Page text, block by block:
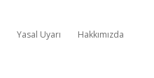
Yasal Uyarı Hakkımızda